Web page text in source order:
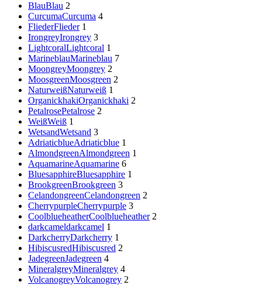
BlauBlau 2
CurcumaCurcuma 4
FliederFlieder 1
IrongreyIrongrey 3
LightcoralLightcoral 1
MarineblauMarineblau 7
MoongreyMoongrey 2
MoosgreenMoosgreen 2
NaturweißNaturweiß 1
OrganickhakiOrganickhaki 2
PetalrosePetalrose 2
WeißWeiß 1
WetsandWetsand 3
AdriaticblueAdriaticblue 1
AlmondgreenAlmondgreen 1
AquamarineAquamarine 6
BluesapphireBluesapphire 1
BrookgreenBrookgreen 3
CelandongreenCelandongreen 2
CherrypurpleCherrypurple 3
CoolblueheatherCoolblueheather 2
darkcameldarkcamel 1
DarkcherryDarkcherry 1
HibiscusredHibiscusred 2
JadegreenJadegreen 4
MineralgreyMineralgrey 4
VolcanogreyVolcanogrey 2